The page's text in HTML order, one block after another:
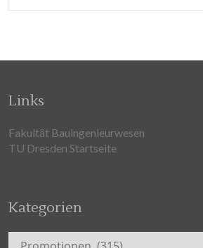
Links
Fakultät Bauingenieurwesen
TU Dresden Startseite
Kategorien
Kategorien